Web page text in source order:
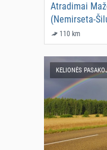
Atradimai
(Nemirseta-
110 km
KELIONĖS